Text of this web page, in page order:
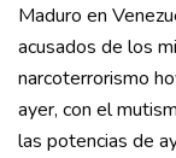
Maduro en
acusados de los
narcoterrorismo
ayer, con el
las potencias de